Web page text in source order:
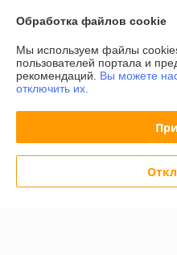
Контакты
Доставка и оплата
Полная версия сайта
Политика обработки
Обработка файлов cookie
Мы используем файлы
пользователей портала и
рекомендаций. Вы можете
отключить их.